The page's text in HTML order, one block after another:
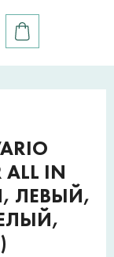
ALL IN
ЛЕВЫЙ,